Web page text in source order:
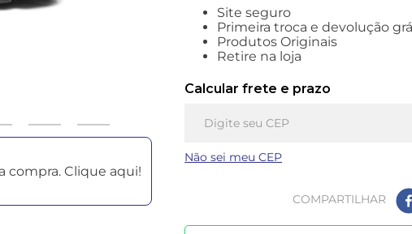
compra. Clique aqui!
Site seguro
Primeira troca e devolução
Produtos Originais
Retire na loja
Calcular frete e prazo
Não sei meu CEP
COMPARTILHAR